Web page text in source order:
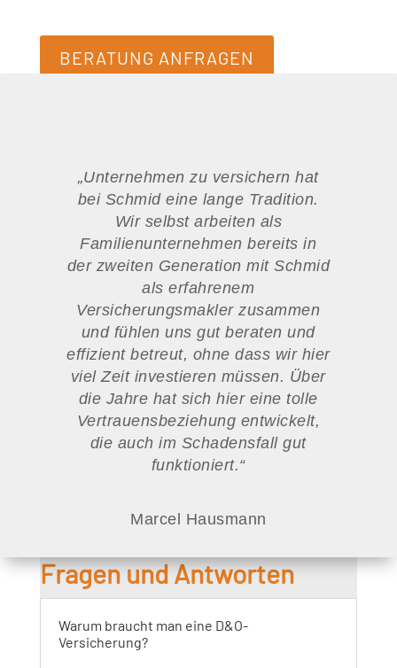
BERATUNG ANFRAGEN
„Unternehmen zu versichern hat
bei Schmid eine lange Tradition.
Wir selbst arbeiten als
Familienunternehmen bereits in
der zweiten Generation mit Schmid
als erfahrenem
Versicherungsmakler zusammen
und fühlen uns gut beraten und
effizient betreut, ohne dass wir hier
viel Zeit investieren müssen. Über
die Jahre hat sich hier eine tolle
Vertrauensbeziehung entwickelt,
die auch im Schadensfall gut
funktioniert.“
Marcel Hausmann
Fragen und Antworten
Warum braucht man eine D&O-
Versicherung?